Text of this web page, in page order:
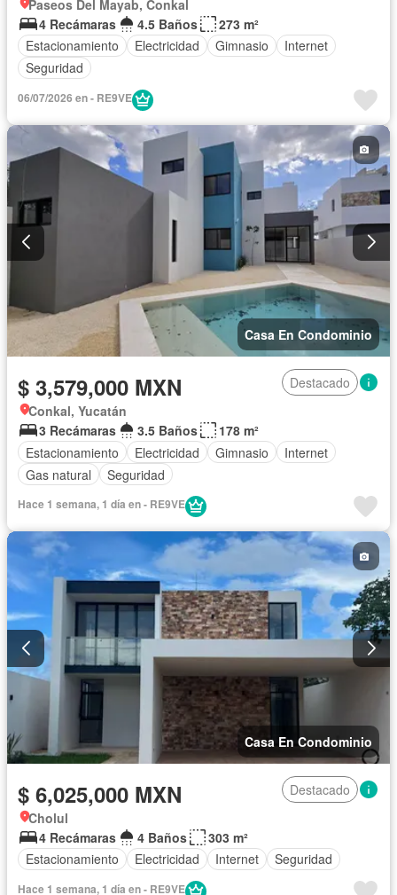
Paseos Del Mayab, Conkal
4 Recámaras
4.5 Baños
273 m²
Estacionamiento
Electricidad Gimnasio
Internet
Seguridad
06/07/2026 en - RE9VE
Casa En Condominio
$ 3,579,000 MXN
Destacado
Conkal, Yucatán
3 Recámaras
3.5 Baños
178 m²
Estacionamiento
Electricidad Gimnasio
Internet
Gas natural
Seguridad
Hace 1 semana, 1 día en - RE9VE
Casa En Condominio
$ 6,025,000 MXN
Destacado
Cholul
4 Recámaras
4 Baños
303 m²
Estacionamiento
Electricidad Internet Seguridad
Hace 1 semana, 1 día en - RE9VE